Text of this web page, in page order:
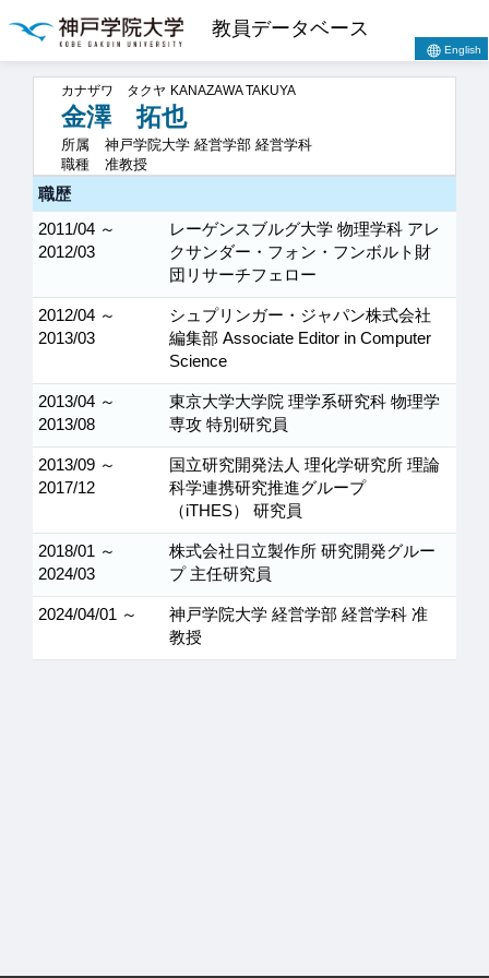
教員データベース
English
カナザワ タクヤ KANAZAWA TAKUYA
金澤 拓也
所属
神戸学院大学 経営学部 経営学科
職種
准教授
職歴
2011/04 ～
2012/03
レーゲンスブルグ大学 物理学科 アレ
クサンダー・フォン・フンボルト財
団リサーチフェロー
2012/04 ～
2013/03
シュプリンガー・ジャパン株式会社
編集部 Associate Editor in Computer
Science
2013/04 ～
2013/08
東京大学大学院 理学系研究科 物理学
専攻 特別研究員
2013/09 ～
2017/12
国立研究開発法人 理化学研究所 理論
科学連携研究推進グループ
（iTHES） 研究員
2018/01 ～
2024/03
株式会社日立製作所 研究開発グルー
プ 主任研究員
2024/04/01 ～
神戸学院大学 経営学部 経営学科 准
教授